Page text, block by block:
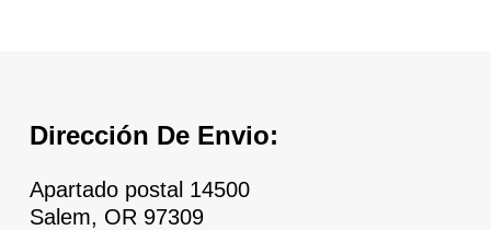
Dirección De Envio:
Apartado postal 14500
Salem, OR 97309